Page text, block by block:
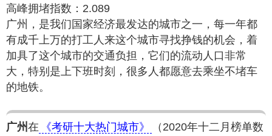
高峰拥堵指数：2.089
广州，是我们国家经济最发达的城市之一，每一年都
有成千上万的打工人来这个城市寻找挣钱的机会，着
加具了这个城市的交通负担，它们的流动人口非常
大，特别是上下班时刻，很多人都愿意去乘坐不堵车
的地铁。
广州在 《考研十大热门城市》
（2020年十二月榜单数